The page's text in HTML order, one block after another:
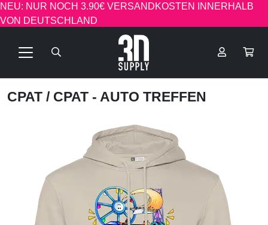
NEU: NUR NOCH 3.90€ VERSANDKOSTEN INNERHALB
VON DEUTSCHLAND
CPAT / CPAT - AUTO TREFFEN